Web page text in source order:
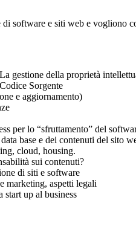
software e siti web e vogliono
gestione della proprietà
Sorgente
e aggiornamento)
per lo “sfruttamento” del
base e dei contenuti del sito
cloud, housing.
sui contenuti?
di siti e software
marketing, aspetti legali
up al business